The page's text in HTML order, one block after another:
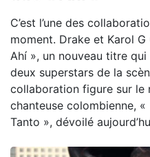
C’est l’une des
moment. Drake et Karol
Ahí », un nouveau titre
deux superstars de la
collaboration figure sur le
chanteuse colombienne,
Tanto », dévoilé